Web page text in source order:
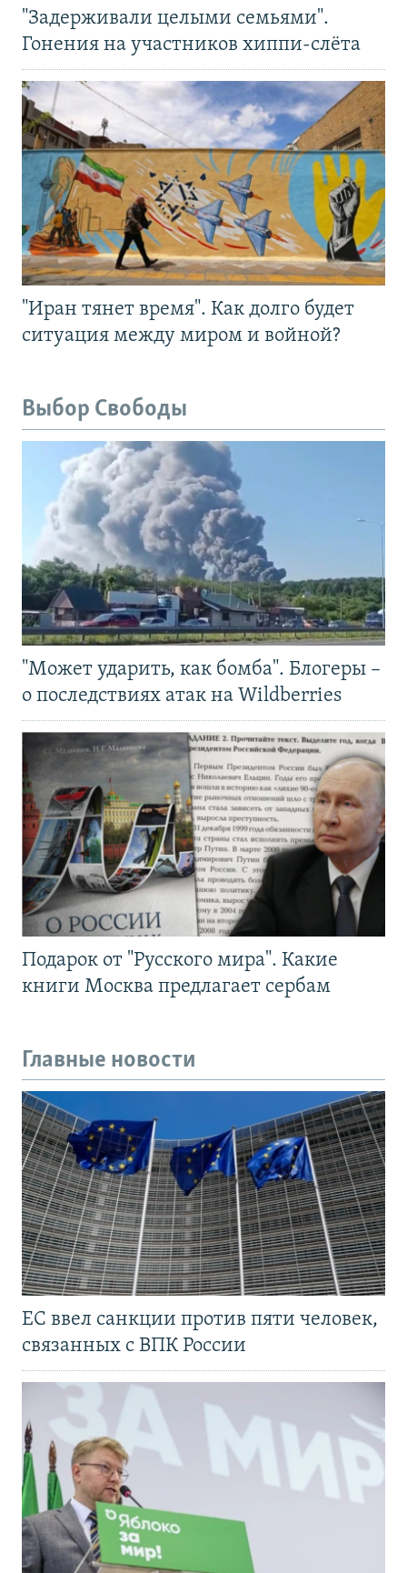
"Задерживали целыми семьями".
Гонения на участников хиппи-слёта
"Иран тянет время". Как долго будет
ситуация между миром и войной?
Выбор Свободы
"Может ударить, как бомба". Блогеры –
о последствиях атак на Wildberries
Подарок от "Русского мира". Какие
книги Москва предлагает сербам
Главные новости
ЕС ввел санкции против пяти человек,
связанных с ВПК России